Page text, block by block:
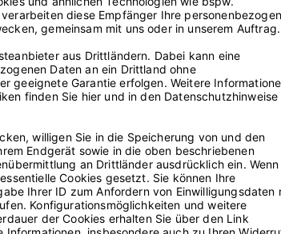
es primär umHilfe zur Selbsthilfe
. Was also